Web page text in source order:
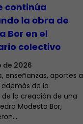
continúa
la obra de
Bor en el
colectivo
de 2026
enseñanzas, aportes a
de la
la creación de una
Modesta Bor,